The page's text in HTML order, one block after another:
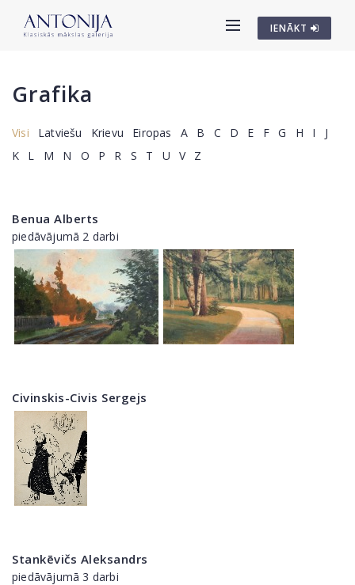
IENĀKT
Grafika
Visi Latviešu Krievu Eiropas A B C D E F G H I
J
K
L M N O P R S T U V Z
Benua Alberts
piedāvājumā 2 darbi
Civinskis-Civis Sergejs
Stankēvičs Aleksandrs
piedāvājumā 3 darbi